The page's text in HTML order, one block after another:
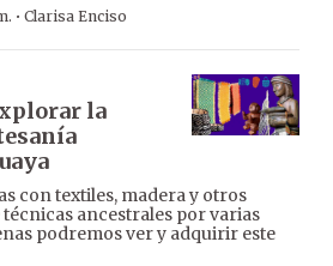
· Clarisa Enciso
la
con textiles, madera y otros
ancestrales por varias
podremos ver y adquirir este